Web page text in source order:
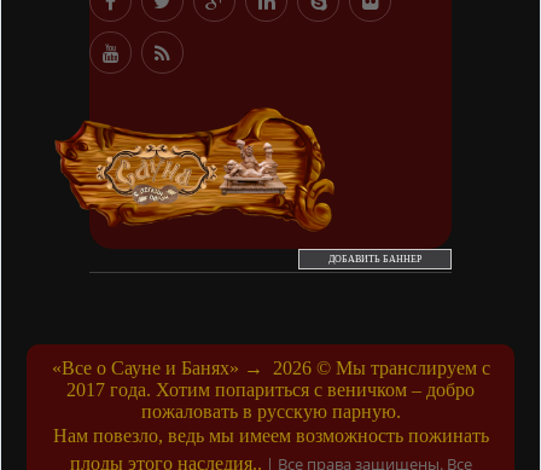
ДОБАВИТЬ БАННЕР
«Все о Сауне и Банях» → 2026© Мы транслируем с
2017 года. Хотим попариться с веничком – добро
пожаловать в русскую парную.
Нам повезло, ведь мы имеем возможность пожинать
плоды этого наследия.. | Все права защищены. Все